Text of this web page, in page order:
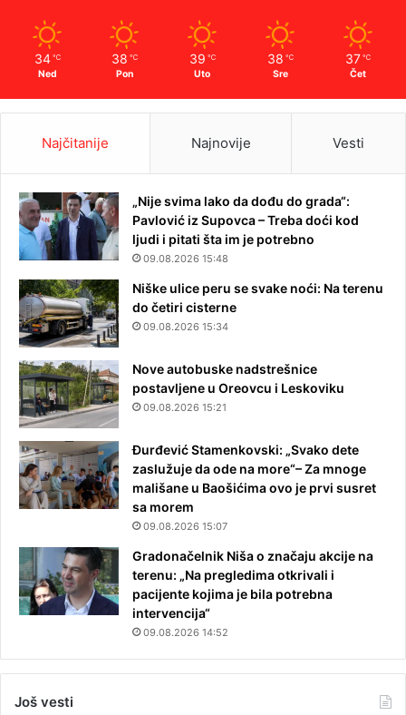
34 ℃
Ned
38 ℃
Pon
39 ℃
Uto
38 ℃
Sre
37 ℃
Čet
Najčitanije Najnovije Vesti
„Nije svima lako da dođu do grada“:
Pavlović iz Supovca – Treba doći kod
ljudi i pitati šta im je potrebno
09.08.2026 15:48
Niške ulice peru se svake noći: Na terenu
do četiri cisterne
09.08.2026 15:34
Nove autobuske nadstrešnice
postavljene u Oreovcu i Leskoviku
09.08.2026 15:21
Đurđević Stamenkovski: „Svako dete
zaslužuje da ode na more“– Za mnoge
mališane u Baošićima ovo je prvi susret
sa morem
09.08.2026 15:07
Gradonačelnik Niša o značaju akcije na
terenu: „Na pregledima otkrivali i
pacijente kojima je bila potrebna
intervencija“
09.08.2026 14:52
Još vesti